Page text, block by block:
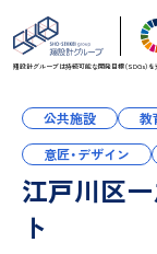
翔設計グループは持続可能な開発目標（SDGs）
江戸川区
ト
公共施設 教
意匠・デザイン